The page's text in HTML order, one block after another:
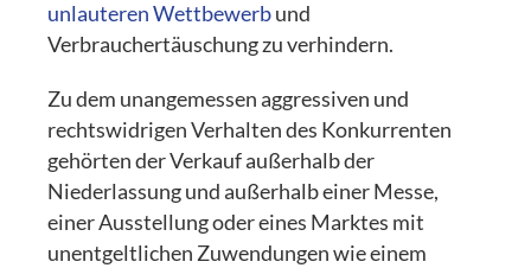
unlauteren Wettbewerbund
Verbrauchertäuschung zu verhindern.
Zu dem unangemessen aggressiven und
rechtswidrigen Verhalten des Konkurrenten
gehörten der Verkauf außerhalb der
Niederlassung und außerhalb einer Messe,
einer Ausstellung oder eines Marktes mit
unentgeltlichen Zuwendungen wie einem